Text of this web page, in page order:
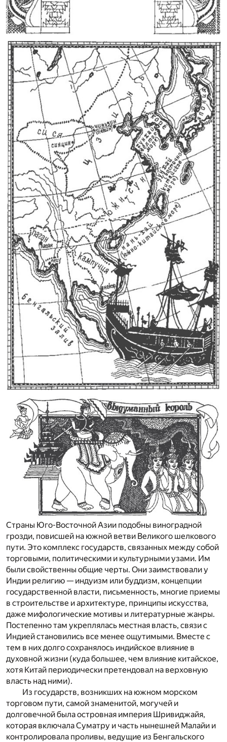
Страны Юго-Восточной Азии подобны виноградной
грозди, повисшей на южной ветви Великого шелкового
пути. Это комплекс государств, связанных между собой
торговыми, политическими и культурными узами. Им
были свойственны общие черты. Они заимствовали у
Индии религию — индуизм или буддизм, концепции
государственной власти, письменность, многие приемы
в строительстве и архитектуре, принципы искусства,
даже мифологические мотивы и литературные жанры.
Постепенно там укреплялась местная власть, связи с
Индией становились все менее ощутимыми. Вместе с
тем в них долго сохранялось индийское влияние в
духовной жизни (куда большее, чем влияние китайское,
хотя Китай периодически претендовал на верховную
власть над ними).
Из государств, возникших на южном морском
торговом пути, самой знаменитой, могучей и
долговечной была островная империя Шривиджайя,
которая включала Суматру и часть нынешней Малайи и
контролировала проливы, ведущие из Бенгальского